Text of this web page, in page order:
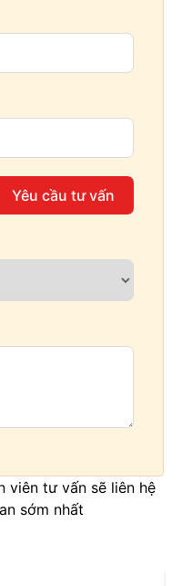
Yêu cầu tư vấn
viên tư vấn sẽ liên hệ
sớm nhất